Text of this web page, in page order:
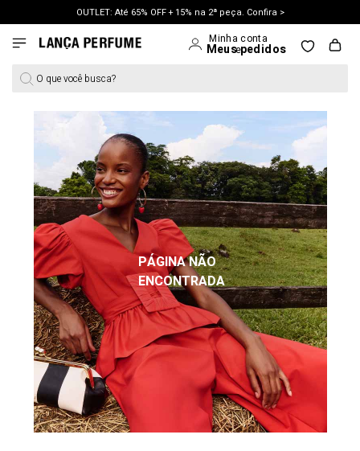
OUTLET: Até 65% OFF + 15% na 2ª peça. Confira >
O que você busca?
PÁGINA NÃO
ENCONTRADA